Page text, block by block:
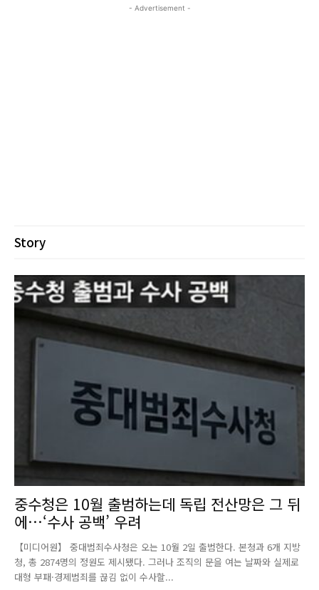
- Advertisement -
Story
중수청은 10월 출범하는데 독립 전산망은 그 뒤
에…‘수사 공백’ 우려
【미디어원】 중대범죄수사청은 오는 10월 2일 출범한다. 본청과 6개 지방
청, 총 2874명의 정원도 제시됐다. 그러나 조직의 문을 여는 날짜와 실제로
대형 부패·경제범죄를 끊김 없이 수사할...